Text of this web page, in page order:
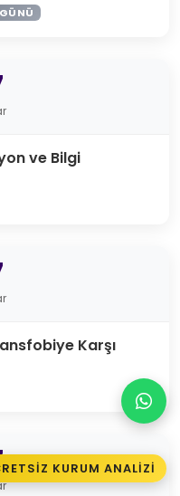
ve Bilgi
Karşı
KURUM ANALIZI